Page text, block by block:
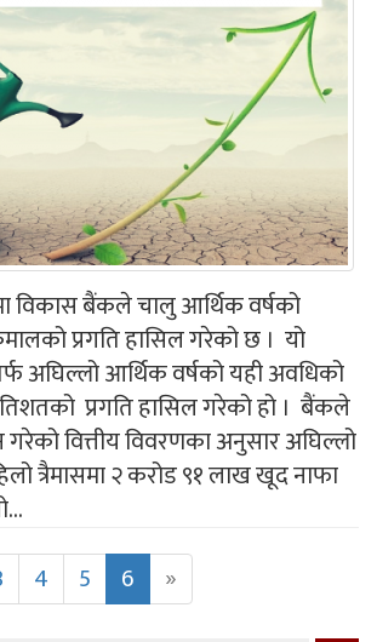
विकास बैंकले चालु आर्थिक वर्षको
प्रगति हासिल गरेको छ । यो
अघिल्लो आर्थिक वर्षको यही अवधिको
प्रगति हासिल गरेको हो । बैंकले
वित्तीय विवरणका अनुसार अघिल्लो
त्रैमासमा २ करोड ९१ लाख खूद नाफा
4 5 6 »